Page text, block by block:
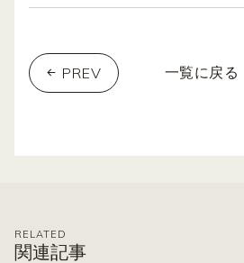
PREV 一覧に戻る
RELATED
関連記事